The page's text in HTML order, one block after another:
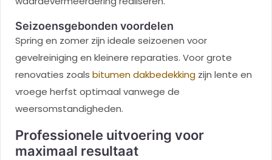
Seizoensgebonden voordelen
Spring en zomer zijn ideale seizoenen voor
gevelreiniging en kleinere reparaties. Voor grote
renovaties zoals bitumen dakbedekking zijn lente en
vroege herfst optimaal vanwege de
weersomstandigheden.
Professionele uitvoering voor
maximaal resultaat